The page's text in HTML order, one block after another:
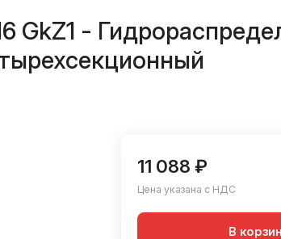
GkZ1 -
11 088 ₽
Цена указана с НДС
В